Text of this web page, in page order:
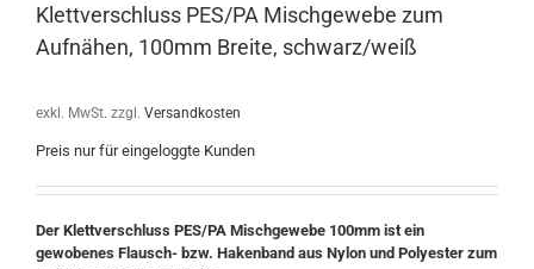
Klettverschluss PES/PA Mischgewebe zum
Aufnähen, 100mm Breite, schwarz/weiß
exkl. MwSt. zzgl. Versandkosten
Preis nur für eingeloggte Kunden
Der Klettverschluss PES/PA Mischgewebe 100mm ist ein
gewobenes Flausch- bzw. Hakenband aus Nylon und Polyester zum